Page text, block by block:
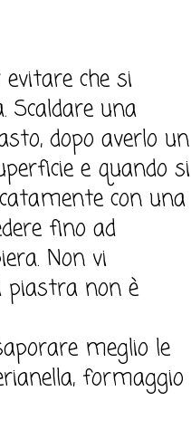
che si
una
dopo averlo un
e quando si
con una
fino ad
Non vi
piastra non è
meglio le
formaggio